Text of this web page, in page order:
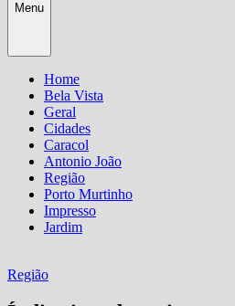
Menu
Home
Bela Vista
Geral
Cidades
Caracol
Antonio João
Região
Porto Murtinho
Impresso
Jardim
Região